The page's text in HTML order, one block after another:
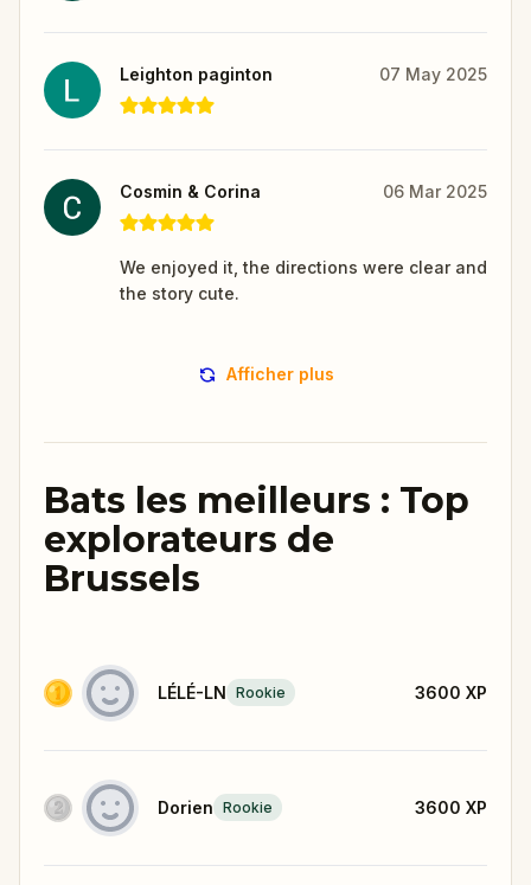
Leighton paginton 07 May 2025
Cosmin & Corina 06 Mar 2025
We enjoyed it, the directions were clear and
the story cute.
Afficher plus
Bats les meilleurs : Top
explorateurs de
Brussels
LÉLÉ-LN Rookie 3600 XP
Dorien Rookie 3600 XP